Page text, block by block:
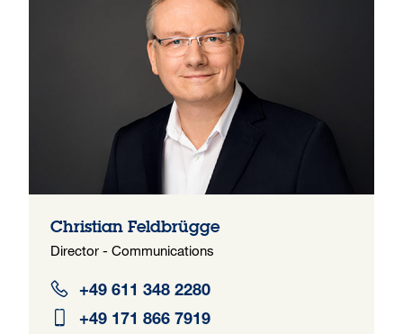
Christian Feldbrügge
Director - Communications
+49 611 348 2280
+49 171 866 7919